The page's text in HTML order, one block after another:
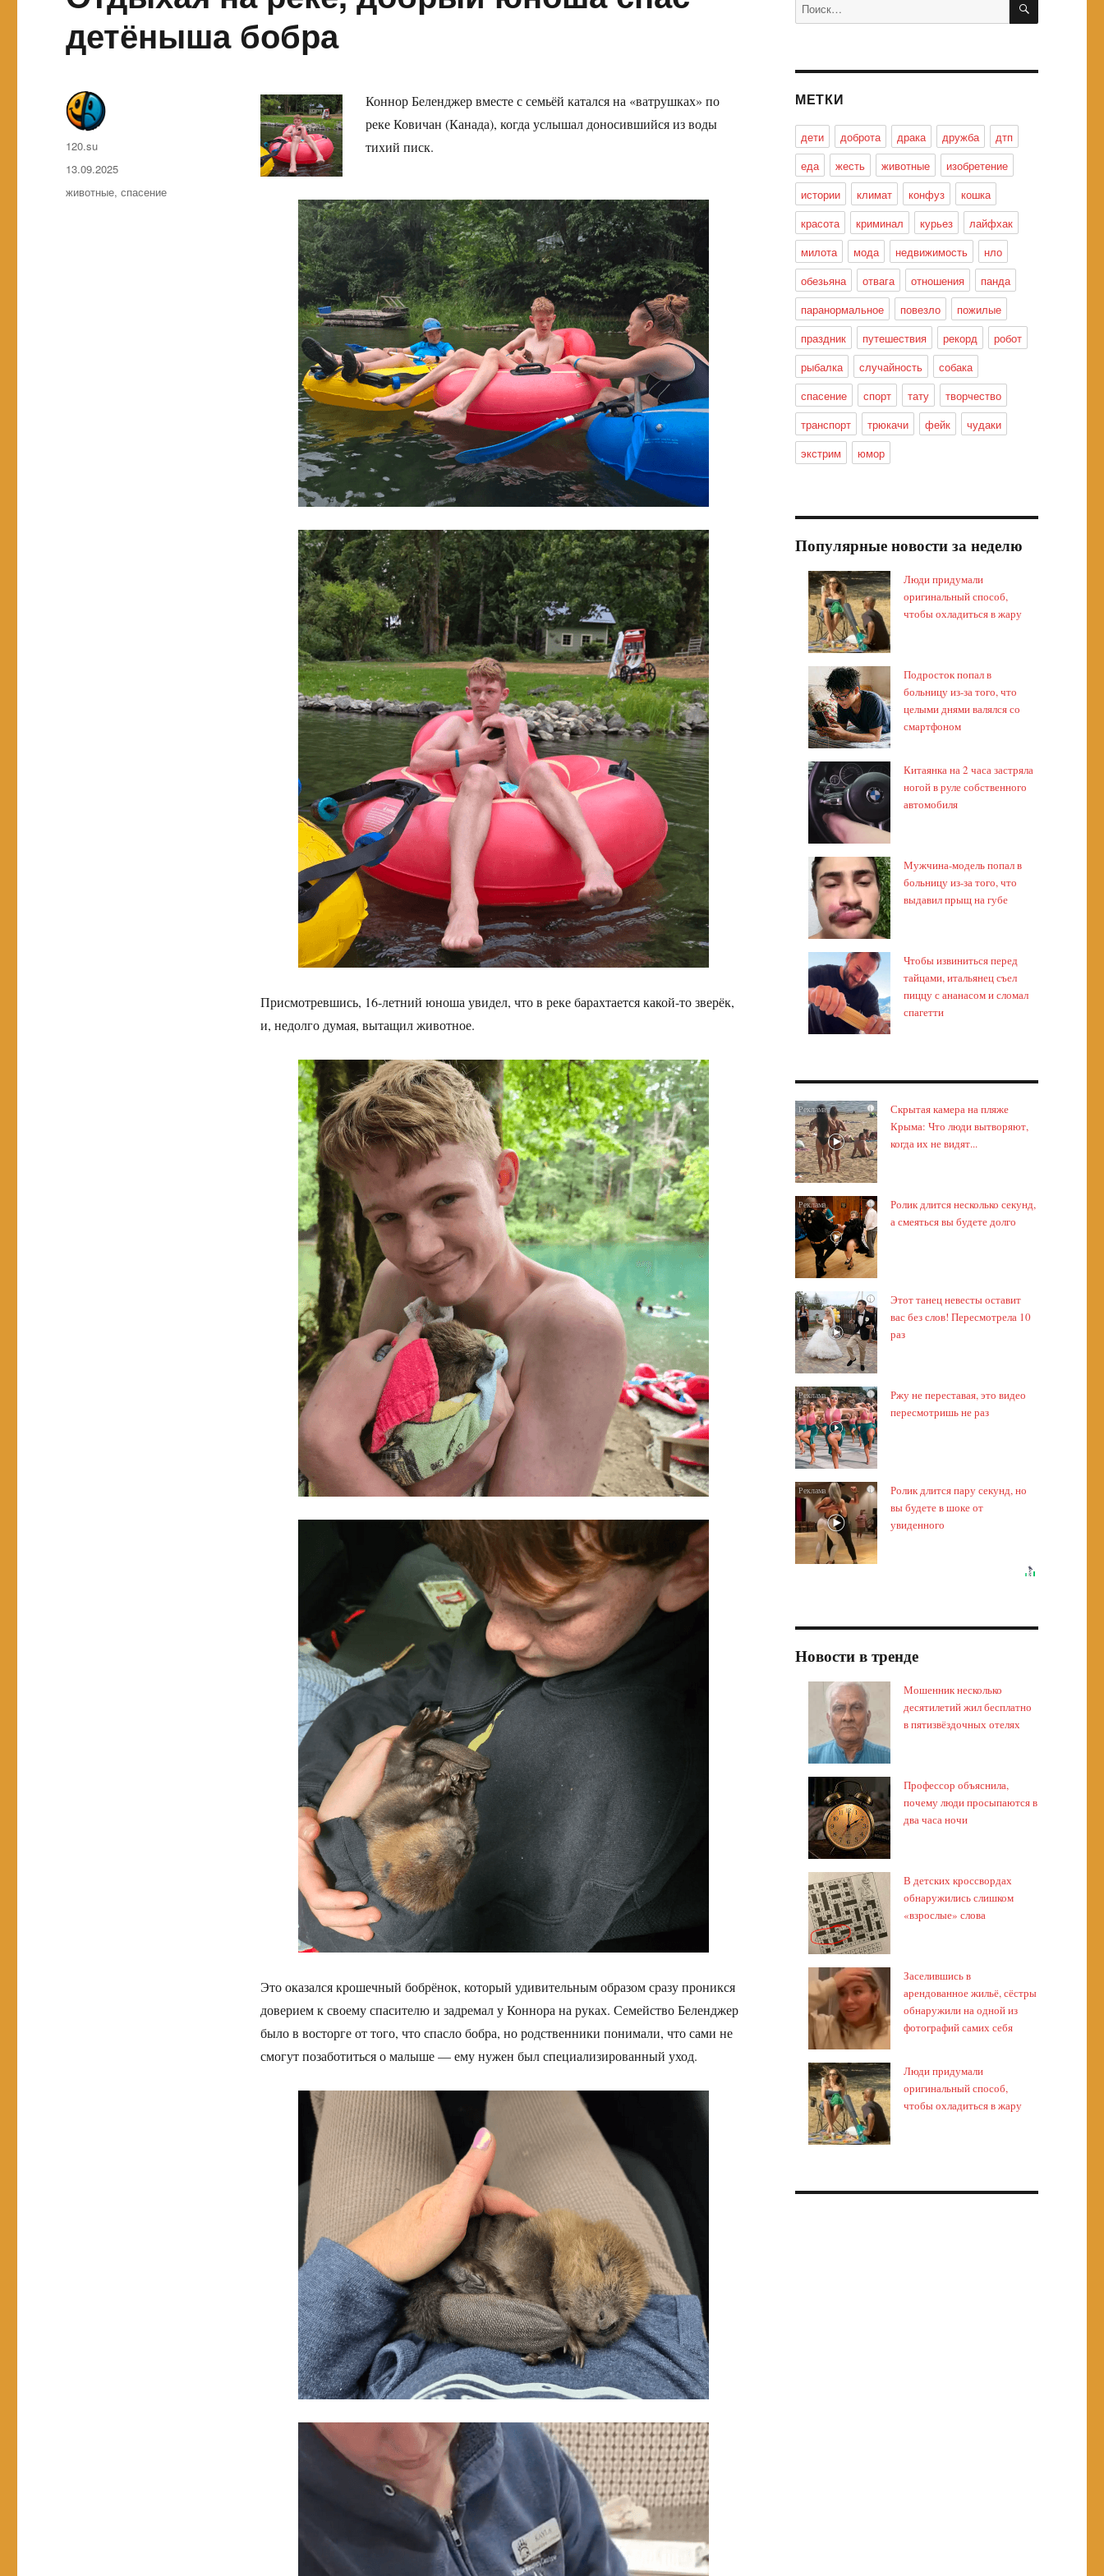
детёныша бобра
Коннор Беленджер вместе с семьёй катался на «ватрушках» по
реке Ковичан (Канада), когда услышал доносившийся из воды
тихий писк.
Присмотревшись, 16-летний юноша увидел, что в реке барахтается какой-то зверёк,
и, недолго думая, вытащил животное.
Это оказался крошечный бобрёнок, который удивительным образом сразу проникся
доверием к своему спасителю и задремал у Коннора на руках. Семейство Беленджер
было в восторге от того, что спасло бобра, но родственники понимали, что сами не
смогут позаботиться о малыше — ему нужен был специализированный уход.
Автор
120.su
Опубликовано
13.09.2025
Метки
животные,спасение
МЕТКИ
дети доброта драка дружба
дтп
еда
жесть животные
изобретение
истории
климат конфуз
кошка
красота
криминал курьез
лайфхак
милота
мода недвижимость
нло
обезьяна
отвага отношения
панда
паранормальное
повезло
пожилые
праздник
путешествия рекорд
робот
рыбалка
случайность
собака
спасение
спорт тату
творчество
транспорт
трюкачи фейк
чудаки
экстрим
юмор
Популярные новости за неделю
Люди придумали
оригинальный способ,
чтобы охладиться в жару
Подросток попал в
больницу из-за того, что
целыми днями валялся со
смартфоном
Китаянка на 2 часа застряла
ногой в руле собственного
автомобиля
Мужчина-модель попал в
больницу из-за того, что
выдавил прыщ на губе
Чтобы извиниться перед
тайцами, итальянец съел
пиццу с ананасом и сломал
спагетти
i
Скрытая камера на пляже
Крыма: Что люди вытворяют,
когда их не видят...
i
Ролик длится несколько секунд,
а смеяться вы будете долго
i
Этот танец невесты оставит
вас без слов! Пересмотрела 10
раз
i
Ржу не переставая, это видео
пересмотришь не раз
i
Ролик длится пару секунд, но
вы будете в шоке от
увиденного
Новости в тренде
Мошенник несколько
десятилетий жил бесплатно
в пятизвёздочных отелях
Профессор объяснила,
почему люди просыпаются в
два часа ночи
В детских кроссвордах
обнаружились слишком
«взрослые» слова
Заселившись в
арендованное жильё, сёстры
обнаружили на одной из
фотографий самих себя
Люди придумали
оригинальный способ,
чтобы охладиться в жару